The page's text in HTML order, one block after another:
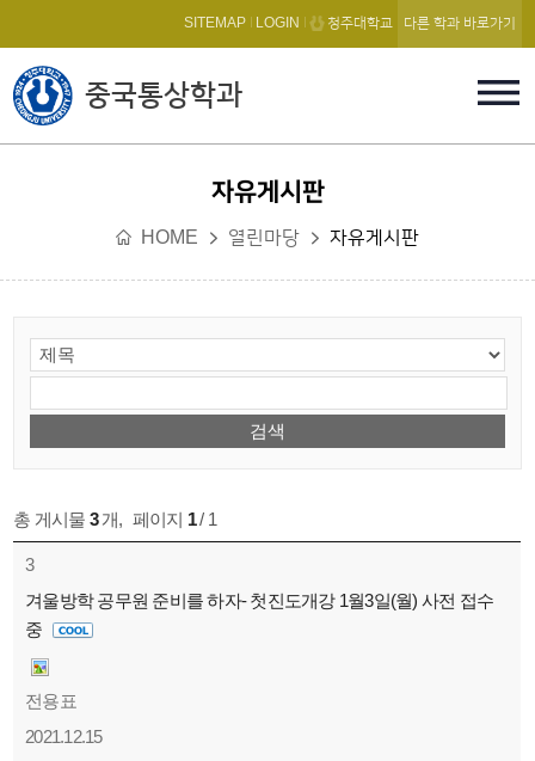
본문 바로가기
중국통상학과
SITEMAP LOGIN 청주대학교 다른 학과 바로가기
자유게시판
HOME 열린마당 자유게시판
총 게시물 3개, 페이지 1/ 1
3
겨울방학 공무원 준비를 하자- 첫진도개강 1월3일(월) 사전 접수
중
전용표
2021.12.15